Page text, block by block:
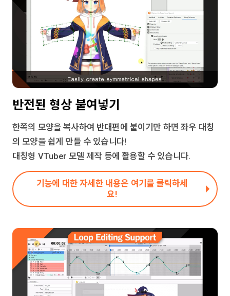
반전된 형상 붙여넣기
한쪽의 모양을 복사하여 반대편에 붙이기만 하면 좌우 대칭
의 모양을 쉽게 만들 수 있습니다!
대칭형 VTuber 모델 제작 등에 활용할 수 있습니다.
기능에 대한 자세한 내용은 여기를 클릭하세
요!